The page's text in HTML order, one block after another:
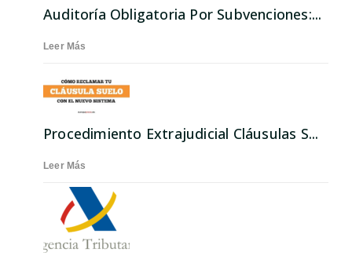
Auditoría Obligatoria Por Subvenciones:...
Leer Más
Procedimiento Extrajudicial Cláusulas S...
Leer Más